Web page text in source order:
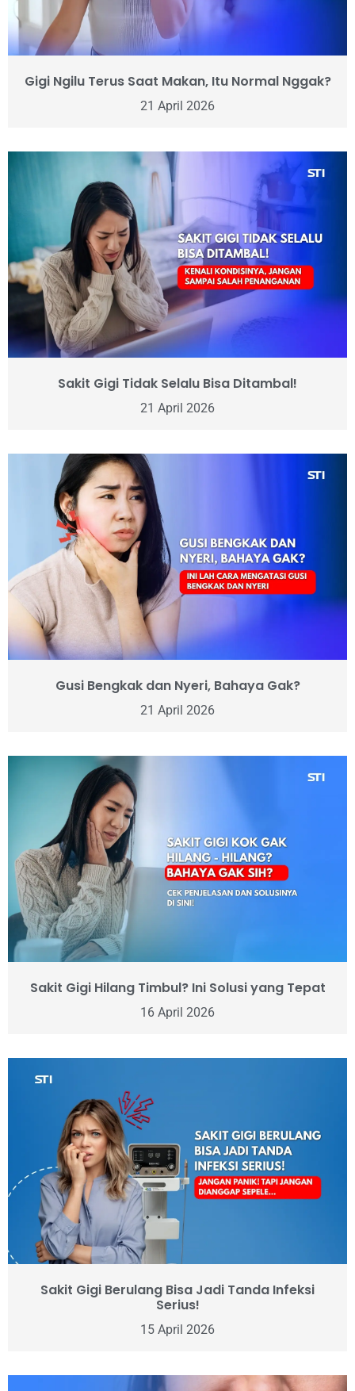
Gigi Ngilu Terus Saat Makan, Itu Normal Nggak?
21 April 2026
Sakit Gigi Tidak Selalu Bisa Ditambal!
21 April 2026
Gusi Bengkak dan Nyeri, Bahaya Gak?
21 April 2026
Sakit Gigi Hilang Timbul? Ini Solusi yang Tepat
16 April 2026
Sakit Gigi Berulang Bisa Jadi Tanda Infeksi
Serius!
15 April 2026